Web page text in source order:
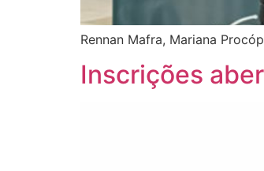
Rennan Mafra, Mariana
Inscrições